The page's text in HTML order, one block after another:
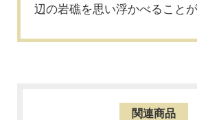
辺の岩礁を思い浮かべることが
関連商品